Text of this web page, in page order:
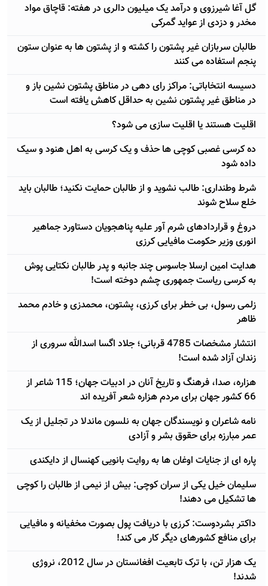
گل آغا شيرزوی و درآمد يک ميليون دالری در هفته: قاچاق مواد
مخدر و دزدی از عوايد گمرکی
طالبان سربازان غیر پشتون را کشته و از پشتون ها به عنوان ستون
پنجم استفاده می کنند
دسیسه انتخاباتی: مراکز رای دهی در مناطق پشتون نشین باز و
در مناطق غیر پشتون نشین به حداقل کاهش یافته است
اقلیت هستند یا اقلیت سازی می شود؟
ده کرسی غصبی کوچی ها حذف و یک کرسی به اهل هنود و سیک
داده شود
شرط وطنداری: طالب نشوید و از طالبان حمایت نکنید؛ طالبان باید
خلع سلاح شوند
دروغ و قراردادهای شرم آور علیه پناهجویان دستاورد جماهیر
انوری وزیر حکومت مافیایی کرزی
هدایت امین ارسلا جاسوس چند جانبه و پدر طالبان نکتایی پوش
به کرسی ریاست جمهوری چشم دوخته است!
زلمی رسول، بی خطر برای کرزی، پشتون، محمدزی و خادم محمد
ظاهر
انتشار مشخصات 4785 قربانی؛ جلاد اگسا اسدالله سروری از
زندان آزاد شده است!
هزاره، صدا، فرهنگ و تاریخ آنان در ادبیات جهان؛ 115 شاعر از
66 کشور جهان برای مردم هزاره شعر آفریده اند
نامه شاعران و نویسندگان جهان به نلسون ماندلا در تجلیل از یک
عمر مبارزه برای حقوق بشر و آزادی
پاره ای از جنایات اوغان ها به روایت بانویی کهنسال از دایکندی
سلیمان خیل یکی از سران کوچی: بیش از نیمی از طالبان را کوچی
ها تشکیل می دهند!
داکتر بشردوست: کرزی با دریافت پول بصورت مخفیانه و مافیایی
برای منافع کشورهای دیگر کار می کند!
یک هزار تن، با ترک تابعیت افغانستان در سال 2012، نروژی
شدند!